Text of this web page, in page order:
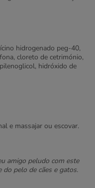
hidrogenado peg-40,
cloreto de cetrimónio,
hidróxido de
e massajar ou escovar.
amigo peludo com este
do pelo de cães e gatos.